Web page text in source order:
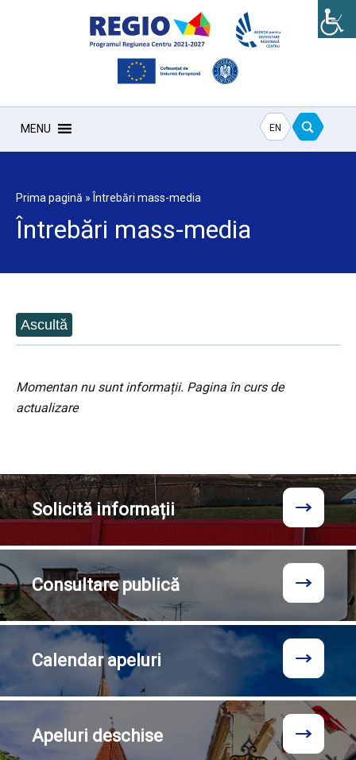
MENU EN
Prima pagină » Întrebări mass-media
Întrebări mass-media
Momentan nu sunt informații. Pagina în curs de
actualizare
Solicităinformații
Consultarepublică
Calendarapeluri
Apeluri deschise